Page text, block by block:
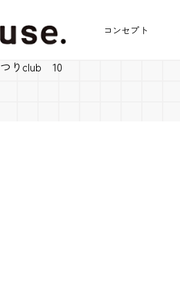
コンセプト
つりclub 10